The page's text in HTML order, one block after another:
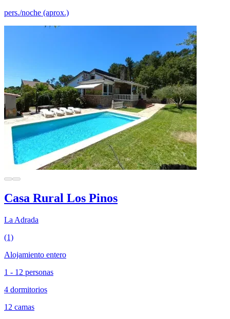
pers./noche (aprox.)
Casa Rural Los Pinos
La Adrada
(1)
Alojamiento entero
1 - 12 personas
4 dormitorios
12 camas